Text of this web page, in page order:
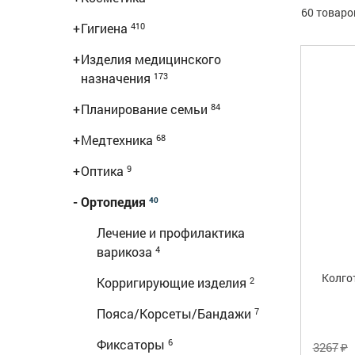
+Гигиена 410
+Изделия медицинского
назначения 173
+Планирование семьи 84
+Медтехника 68
+Оптика 9
-Ортопедия 40
Лечение и профилактика
варикоза 4
Корригирующие изделия 2
Пояса/Корсеты/Бандажи 7
Фиксаторы 6
60
3267₽